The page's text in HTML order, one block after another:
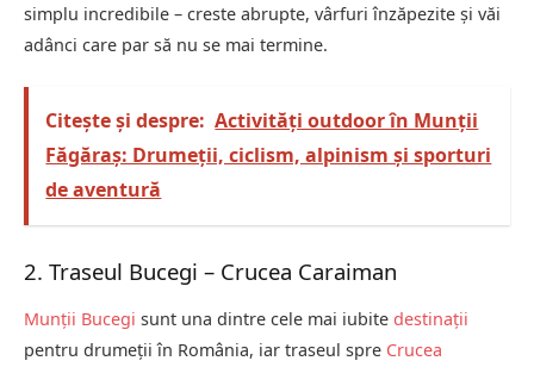
simplu incredibile – creste abrupte, vârfuri înzăpezite și văi
adânci care par să nu se mai termine.
Citește și despre: Activități outdoor în Munții
Făgăraș: Drumeții, ciclism, alpinism și sporturi
de aventură
2. Traseul Bucegi – Crucea Caraiman
Munții Bucegi sunt una dintre cele mai iubite destinații
pentru drumeții în România, iar traseul spre Crucea